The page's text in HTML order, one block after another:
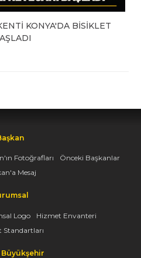
KONYA'DA BİSİKLET
Fotoğrafları
Önceki Başkanlar
Mesaj
Logo
Hizmet Envanteri
Standartları
Büyükşehir